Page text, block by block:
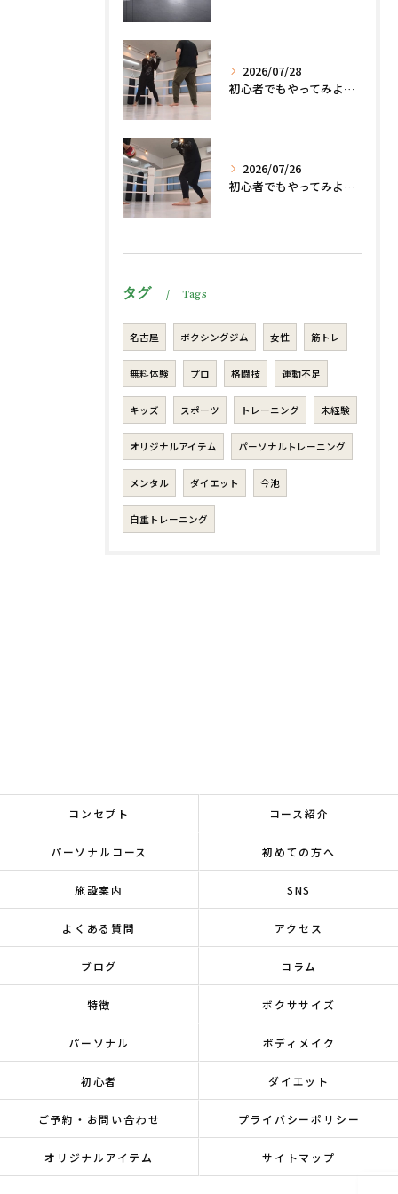
2026/07/28
初心者でもやってみよう、格闘技でダイエット脂肪燃焼🔥
2026/07/26
初心者でもやってみよう、格闘技でダイエット、脂肪燃焼🔥
タグ Tags
名古屋 ボクシングジム 女性 筋トレ
無料体験 プロ 格闘技 運動不足
キッズ スポーツ トレーニング 未経験
オリジナルアイテム パーソナルトレーニング
メンタル ダイエット 今池
自重トレーニング
コンセプト コース紹介
パーソナルコース 初めての方へ
施設案内 SNS
よくある質問 アクセス
ブログ コラム
特徴 ボクササイズ
パーソナル ボディメイク
初心者 ダイエット
ご予約・お問い合わせ プライバシーポリシー
オリジナルアイテム サイトマップ